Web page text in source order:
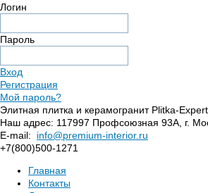
Логин
Пароль
Вход
Регистрация
Мой пароль?
Элитная плитка и керамогранит Plitka-
Наш адрес: 117997 Профсоюзная 93А г.
E-mail:
info@premium-interior.ru
+7(800)500-1271
Главная
Контакты